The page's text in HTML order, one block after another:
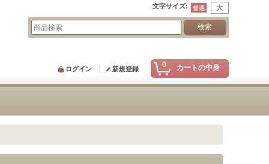
文字サイズ:
0 カートの中身
ログイン 新規登録